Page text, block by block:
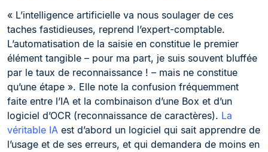
« L’intelligence artificielle va nous soulager de ces
taches fastidieuses, reprend l’expert-comptable.
L’automatisation de la saisie en constitue le premier
élément tangible – pour ma part, je suis souvent bluffée
par le taux de reconnaissance ! – mais ne constitue
qu’une étape ». Elle note la confusion fréquemment
faite entre l’IA et la combinaison d’une Box et d’un
logiciel d’OCR (reconnaissance de caractères). La
véritable IA est d’abord un logiciel qui sait apprendre de
l’usage et de ses erreurs, et qui demandera de moins en